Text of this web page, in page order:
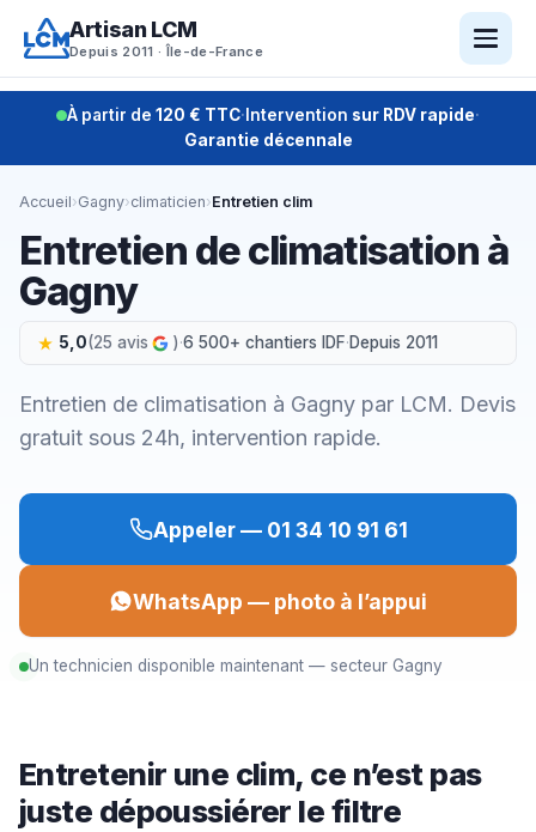
contenu
Artisan LCM
Depuis 2011 · Île-de-France
À partir de 120 € TTC· Intervention sur RDV rapide·
Garantie décennale
Accueil›Gagny›climaticien›Entretien clim
Entretien de climatisation à
Gagny
5,0(25 avis )·6 500+ chantiers IDF·Depuis 2011
Entretien de climatisation à Gagny par LCM. Devis
gratuit sous 24h, intervention rapide.
Appeler — 01 34 10 91 61
WhatsApp — photo à l’appui
Un technicien disponible maintenant — secteur Gagny
Entretenir une clim, ce n’est pas
juste dépoussiérer le filtre